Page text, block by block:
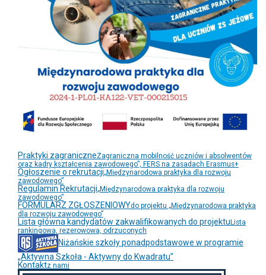
Praktyki zagraniczneZagraniczna mobilność uczniów i absolwentów
oraz kadry kształcenia zawodowego”, FERS na zasadach Erasmus+
Ogłoszenie o rekrutacji„Międzynarodowa praktyka dla rozwoju
zawodowego”
Regulamin Rekrutacji„Międzynarodowa praktyka dla rozwoju
zawodowego”
FORMULARZ ZGŁOSZENIOWYdo projektu „Międzynarodowa praktyka
dla rozwoju zawodowego”
Lista główna kandydatów zakwalifikowanych do projektu Lista
rankingowa, rezerowowa, odrzuconych
Niżańskie szkoły ponadpodstawowe w programie
„Aktywna Szkoła - Aktywny do Kwadratu”
Kontaktz nami